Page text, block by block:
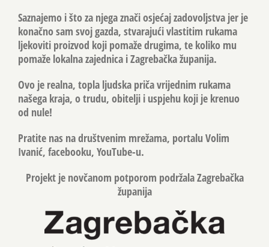
Saznajemo i što za njega znači osjećaj zadovoljstva jer je
konačno sam svoj gazda, stvarajući vlastitim rukama
ljekoviti proizvod koji pomaže drugima, te koliko mu
pomaže lokalna zajednica i Zagrebačka županija.
Ovo je realna, topla ljudska priča vrijednim rukama
našega kraja, o trudu, obitelji i uspjehu koji je krenuo
od nule!
Pratite nas na društvenim mrežama, portalu Volim
Ivanić, facebooku, YouTube-u.
Projekt je novčanom potporom podržala Zagrebačka
županija